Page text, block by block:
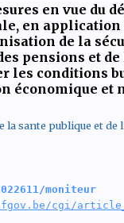
en vue du
en
de la
pensions et de
les conditions
économique et
la sante publique et
moniteur
cgi/